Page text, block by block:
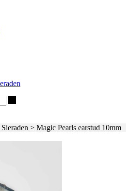
> Magic Pearls earstud 10mm